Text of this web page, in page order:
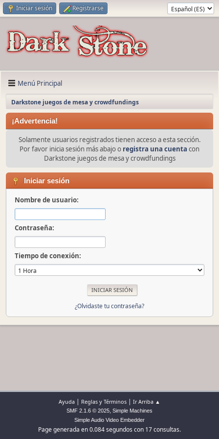
Iniciar sesión Registrarse
Menú Principal
Darkstone juegos de mesa y crowdfundings
¡Advertencia!
Solamente usuarios registrados tienen acceso a esta sección.
Por favor inicia sesión más abajo o registra una cuenta con
Darkstone juegos de mesa y crowdfundings
Iniciar sesión
Nombre de usuario:
Contraseña:
Tiempo de conexión:
¿Olvidaste tu contraseña?
Ayuda | Reglas y Términos | Ir Arriba ▲
SMF 2.1.6 © 2025, Simple Machines
Simple Audio Video Embedder
Page generada en 0.084 segundos con 17 consultas.